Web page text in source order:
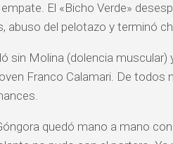
El «Bicho Verde»
abuso del pelotazo y terminó
sin Molina (dolencia
Franco Calamari. De todos
quedó mano a mano